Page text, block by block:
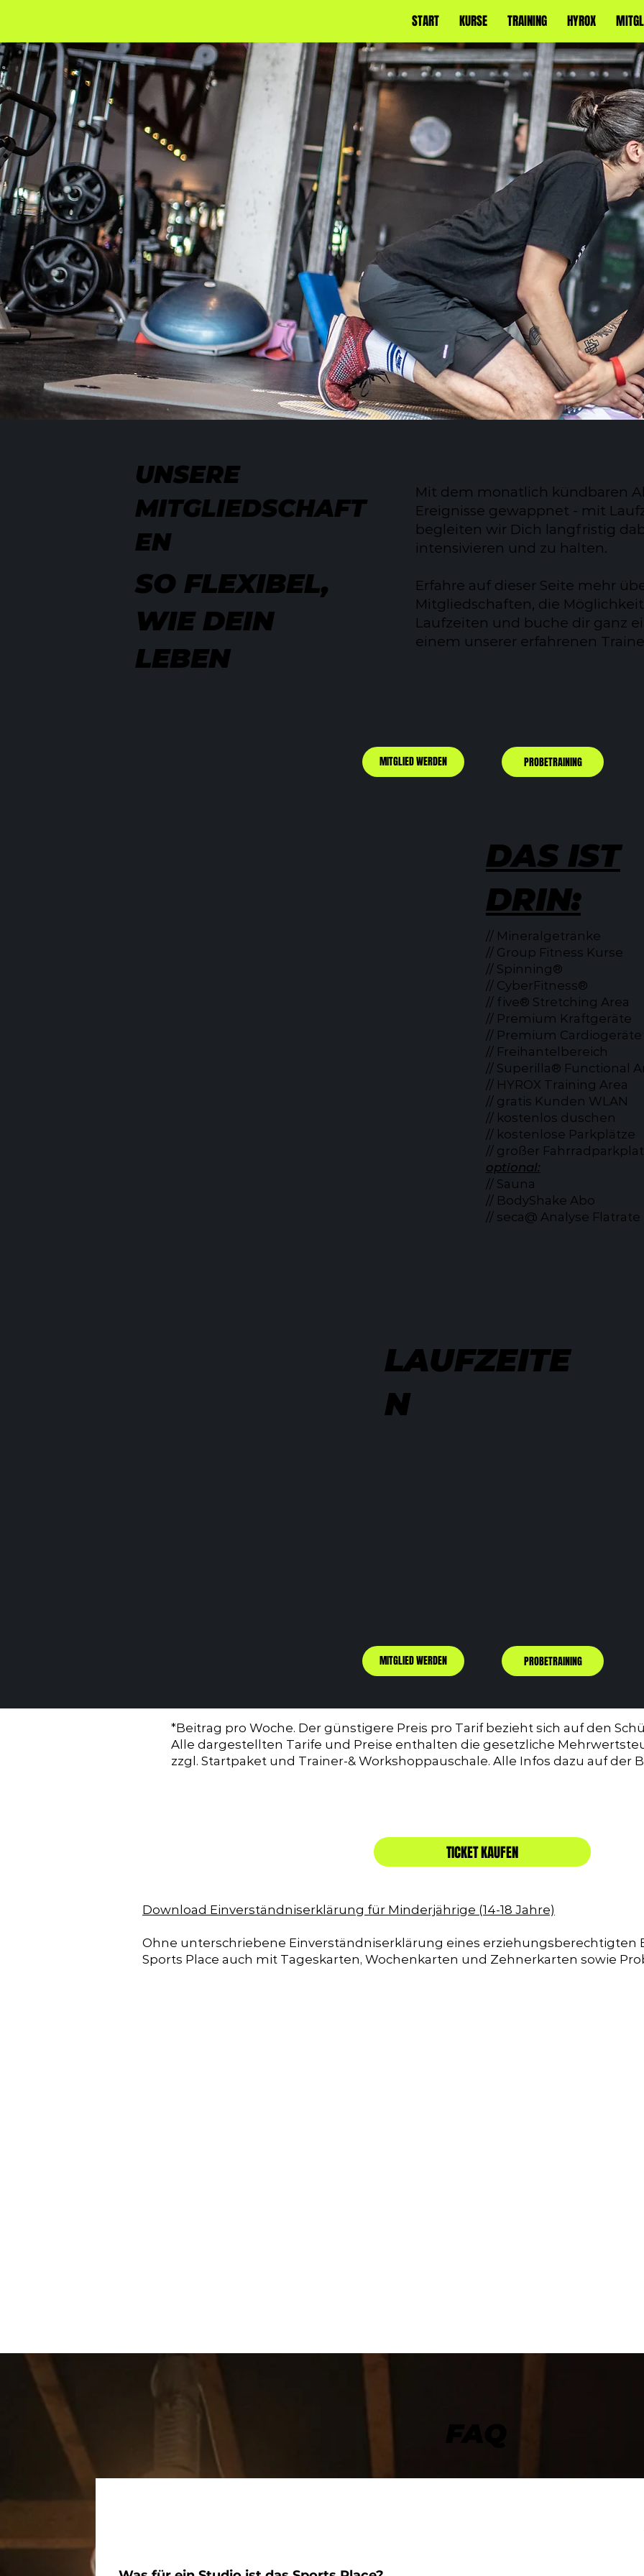
START KURSE TRAINING HYROX
UNSERE
MITGLIEDSCHAFT
EN
SO FLEXIBEL,
WIE DEIN
LEBEN
Mit dem monatlich kündbaren
Ereignisse gewappnet - mit
begleiten wir Dich langfristig
intensivieren und zu halten.
Erfahre auf dieser Seite mehr
Mitgliedschaften, die
Laufzeiten und buche dir ganz
einem unserer erfahrenen
MITGLIED WERDEN PROBETRAINING
DAS IST
DRIN:
// Mineralgetränke
// Group Fitness Kurse
// Spinning®
// CyberFitness®
// five® Stretching Area
// Premium Kraftgeräte
// Premium Cardiogeräte
// Freihantelbereich
// Superilla® Functional
// HYROX Training Area
// gratis Kunden WLAN
// kostenlos duschen
// kostenlose Parkplätze
// großer
optional:
// Sauna
// BodyShake Abo
// seca@ Analyse Flatrate
*Beitrag pro Woche. Der günstigere Preis pro Tarif bezieht sich auf den
Alle dargestellten Tarife und Preise enthalten die gesetzliche
zzgl. Startpaket und Trainer-& Workshoppauschale. Alle Infos dazu auf der
TICKET KAUFEN
Download Einverständniserklärung für Minderjährige (14-18 Jahre)
Ohne unterschriebene Einverständniserklärung eines erziehungsberechtigten
Sports Place auch mit Tageskarten, Wochenkarten und Zehnerkarten sowie
LAUFZEITE
N
MITGLIED WERDEN PROBETRAINING